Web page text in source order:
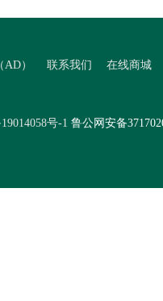
） 联系我们 在线商城
号-1 鲁公网安备